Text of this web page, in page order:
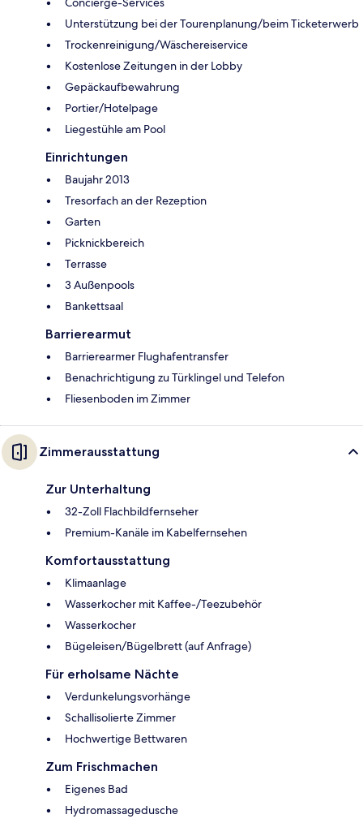
Unterstützung bei der Tourenplanung/beim Ticketerwerb
Trockenreinigung/Wäschereiservice
Kostenlose Zeitungen in der Lobby
Gepäckaufbewahrung
Portier/Hotelpage
Liegestühle am Pool
Einrichtungen
Baujahr 2013
Tresorfach an der Rezeption
Garten
Picknickbereich
Terrasse
3 Außenpools
Bankettsaal
Barrierearmut
Barrierearmer Flughafentransfer
Benachrichtigung zu Türklingel und Telefon
Fliesenboden im Zimmer
Zimmerausstattung
Zur Unterhaltung
32-Zoll Flachbildfernseher
Premium-Kanäle im Kabelfernsehen
Komfortausstattung
Klimaanlage
Wasserkocher mit Kaffee-/Teezubehör
Wasserkocher
Bügeleisen/Bügelbrett (auf Anfrage)
Für erholsame Nächte
Verdunkelungsvorhänge
Schallisolierte Zimmer
Hochwertige Bettwaren
Zum Frischmachen
Eigenes Bad
Hydromassagedusche